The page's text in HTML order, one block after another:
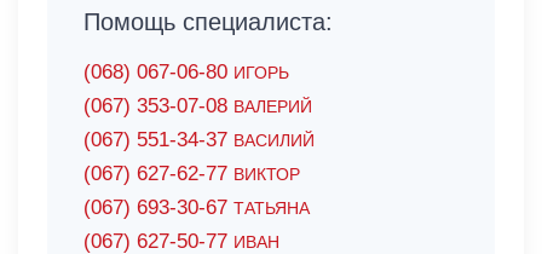
Помощь специалиста:
(068) 067-06-80 ИГОРЬ
(067) 353-07-08 ВАЛЕРИЙ
(067) 551-34-37 ВАСИЛИЙ
(067) 627-62-77 ВИКТОР
(067) 693-30-67 ТАТЬЯНА
(067) 627-50-77 ИВАН